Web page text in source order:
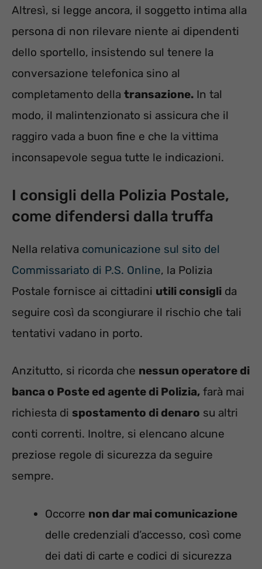
Altresì, si legge ancora, il soggetto intima alla
persona di non rilevare niente ai dipendenti
dello sportello, insistendo sul tenere la
conversazione telefonica sino al
completamento della transazione. In tal
modo, il malintenzionato si assicura che il
raggiro vada a buon fine e che la vittima
inconsapevole segua tutte le indicazioni.
I consigli della Polizia Postale,
come difendersi dalla truffa
Nella relativa comunicazione sul sito del
Commissariato di P.S. Online, la Polizia
Postale fornisce ai cittadini utili consigli da
seguire così da scongiurare il rischio che tali
tentativi vadano in porto.
Anzitutto, si ricorda che nessun operatore di
banca o Poste ed agente di Polizia, farà mai
richiesta di spostamento di denaro su altri
conti correnti. Inoltre, si elencano alcune
preziose regole di sicurezza da seguire
sempre.
Occorre non dar mai comunicazione
delle credenziali d’accesso, così come
dei dati di carte e codici di sicurezza